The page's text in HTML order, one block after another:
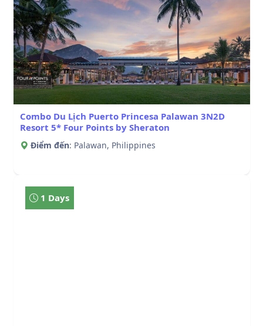
Combo Du Lịch Puerto Princesa Palawan 3N2D
Resort 5* Four Points by Sheraton
Điểm đến: Palawan, Philippines
1 Days